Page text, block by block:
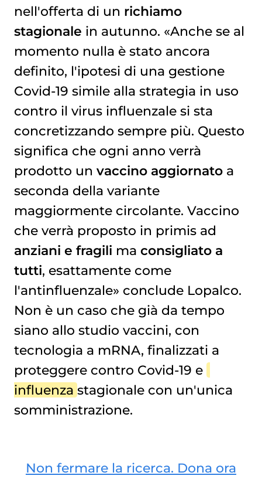
nell'offerta di un richiamo
stagionale in autunno. «Anche se al
momento nulla è stato ancora
definito, l'ipotesi di una gestione
Covid-19 simile alla strategia in uso
contro il virus influenzale si sta
concretizzando sempre più. Questo
significa che ogni anno verrà
prodotto un vaccino aggiornatoa
seconda della variante
maggiormente circolante. Vaccino
che verrà proposto in primis ad
anziani e fragili ma consigliato a
tutti, esattamente come
l'antinfluenzale» conclude Lopalco.
Non è un caso che già da tempo
siano allo studio vaccini, con
tecnologia a mRNA, finalizzati a
proteggere contro Covid-19 e
influenza stagionale con un'unica
somministrazione.
Non fermare la ricerca. Dona ora